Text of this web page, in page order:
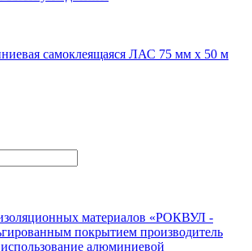
самоклеящаяся ЛАС 75 мм х 50 м